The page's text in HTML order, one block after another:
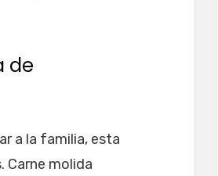
de
a la familia, esta
Carne molida